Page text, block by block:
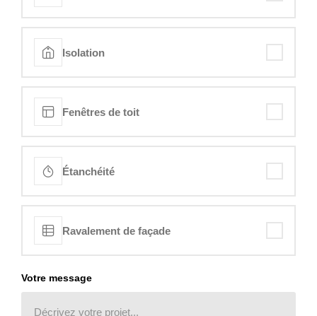
Isolation
Fenêtres de toit
Étanchéité
Ravalement de façade
Votre message